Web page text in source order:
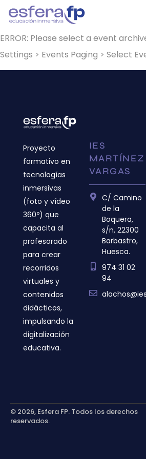
ERROR: Please select a event
Settings > Events Paging > Select
Proyecto
formativo en
tecnologías
inmersivas
(foto y vídeo
360º) que
capacita al
profesorado
para crear
recorridos
virtuales y
contenidos
didácticos,
impulsando la
digitalización
educativa.
IES
MARTÍNEZ
VARGAS
C/ Camino
de la
Boquera,
s/n, 22300
Barbastro,
Huesca.
974 31 02
94
© 2026, Esfera FP. Todos los derechos
reservados.